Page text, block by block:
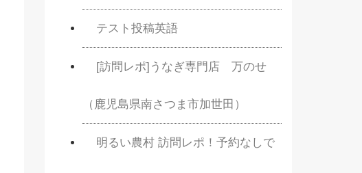
テスト投稿英語
[訪問レポ]うなぎ専門店 万のせ
（鹿児島県南さつま市加世田）
明るい農村 訪問レポ！予約なしで